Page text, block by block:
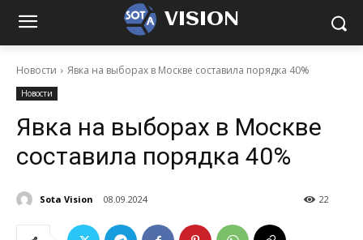
VISION
Новости Явка на выборах в Москве составила порядка 40%
Новости
Явка на выборах в Москве
составила порядка 40%
Sota Vision 08.09.2024 22